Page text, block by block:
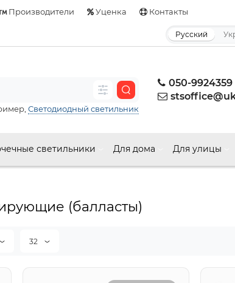
Производители Уценка Контакты
Русский
050-9924359
Светодиодный светильник
светильники Для дома Для улицы
(балласты)
32